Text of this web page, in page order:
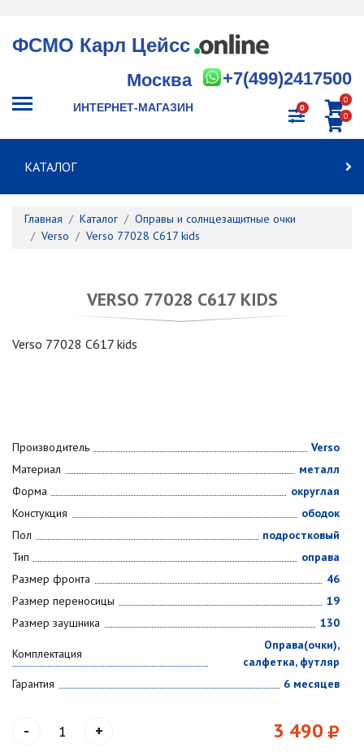
ФСМО Карл Цейсс
+7(499)2417500
Москва
ИНТЕРНЕТ-МАГАЗИН 0
0
0
КАТАЛОГ
Главная Каталог
Оправы и солнцезащитные очки
Verso
Verso 77028 C617 kids
VERSO 77028 C617 KIDS
Verso 77028 C617 kids
Производитель
Verso
Материал
металл
Форма
округлая
Констукция
ободок
Пол
подростковый
Тип
оправа
Размер фронта
46
Размер переносицы
19
Размер заушника
130
Комплектация
Оправа(очки),
салфетка, футляр
Гарантия
6 месяцев
- + 3 490